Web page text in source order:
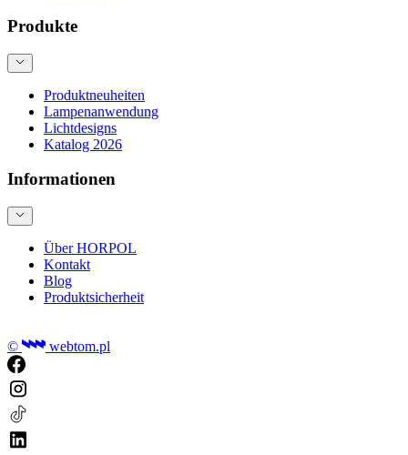
Produkte
Produktneuheiten
Lampenanwendung
Lichtdesigns
Katalog 2026
Informationen
Über HORPOL
Kontakt
Blog
Produktsicherheit
© webtom.pl